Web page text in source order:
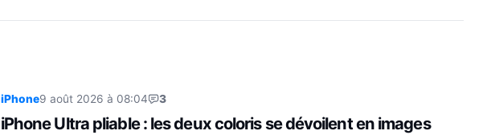
iPhone9 août 2026 à 08:04 3
iPhone Ultra pliable : les deux coloris se dévoilent en images